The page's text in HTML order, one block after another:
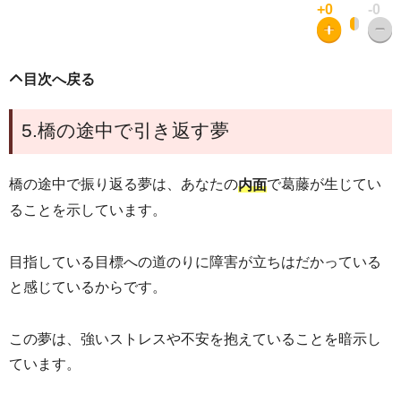
+0 -0
目次へ戻る
5.橋の途中で引き返す夢
橋の途中で振り返る夢は、あなたの内面で葛藤が生じてい
ることを示しています。
目指している 目標への道のりに障害が立ちはだかっている
と感じているからです。
この夢は、強いストレスや不安を抱えていることを暗示し
ています。